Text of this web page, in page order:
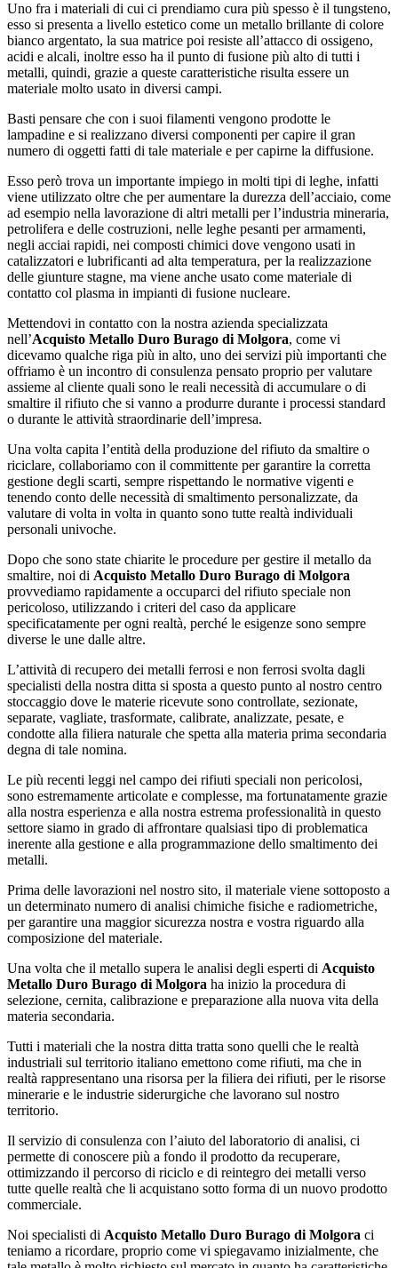
Uno fra i materiali di cui ci prendiamo cura più spesso è il tungsteno,
esso si presenta a livello estetico come un metallo brillante di colore
bianco argentato, la sua matrice poi resiste all’attacco di ossigeno,
acidi e alcali, inoltre esso ha il punto di fusione più alto di tutti i
metalli, quindi, grazie a queste caratteristiche risulta essere un
materiale molto usato in diversi campi.
Basti pensare che con i suoi filamenti vengono prodotte le
lampadine e si realizzano diversi componenti per capire il gran
numero di oggetti fatti di tale materiale e per capirne la diffusione.
Esso però trova un importante impiego in molti tipi di leghe, infatti
viene utilizzato oltre che per aumentare la durezza dell’acciaio, come
ad esempio nella lavorazione di altri metalli per l’industria mineraria,
petrolifera e delle costruzioni, nelle leghe pesanti per armamenti,
negli acciai rapidi, nei composti chimici dove vengono usati in
catalizzatori e lubrificanti ad alta temperatura, per la realizzazione
delle giunture stagne, ma viene anche usato come materiale di
contatto col plasma in impianti di fusione nucleare.
Mettendovi in contatto con la nostra azienda specializzata
nell’Acquisto Metallo Duro Burago di Molgora, come vi
dicevamo qualche riga più in alto, uno dei servizi più importanti che
offriamo è un incontro di consulenza pensato proprio per valutare
assieme al cliente quali sono le reali necessità di accumulare o di
smaltire il rifiuto che si vanno a produrre durante i processi standard
o durante le attività straordinarie dell’impresa.
Una volta capita l’entità della produzione del rifiuto da smaltire o
riciclare, collaboriamo con il committente per garantire la corretta
gestione degli scarti, sempre rispettando le normative vigenti e
tenendo conto delle necessità di smaltimento personalizzate, da
valutare di volta in volta in quanto sono tutte realtà individuali
personali univoche.
Dopo che sono state chiarite le procedure per gestire il metallo da
smaltire, noi di Acquisto Metallo Duro Burago di Molgora
provvediamo rapidamente a occuparci del rifiuto speciale non
pericoloso, utilizzando i criteri del caso da applicare
specificatamente per ogni realtà, perché le esigenze sono sempre
diverse le une dalle altre.
L’attività di recupero dei metalli ferrosi e non ferrosi svolta dagli
specialisti della nostra ditta si sposta a questo punto al nostro centro
stoccaggio dove le materie ricevute sono controllate, sezionate,
separate, vagliate, trasformate, calibrate, analizzate, pesate, e
condotte alla filiera naturale che spetta alla materia prima secondaria
degna di tale nomina.
Le più recenti leggi nel campo dei rifiuti speciali non pericolosi,
sono estremamente articolate e complesse, ma fortunatamente grazie
alla nostra esperienza e alla nostra estrema professionalità in questo
settore siamo in grado di affrontare qualsiasi tipo di problematica
inerente alla gestione e alla programmazione dello smaltimento dei
metalli.
Prima delle lavorazioni nel nostro sito, il materiale viene sottoposto a
un determinato numero di analisi chimiche fisiche e radiometriche,
per garantire una maggior sicurezza nostra e vostra riguardo alla
composizione del materiale.
Una volta che il metallo supera le analisi degli esperti di Acquisto
Metallo Duro Burago di Molgora ha inizio la procedura di
selezione, cernita, calibrazione e preparazione alla nuova vita della
materia secondaria.
Tutti i materiali che la nostra ditta tratta sono quelli che le realtà
industriali sul territorio italiano emettono come rifiuti, ma che in
realtà rappresentano una risorsa per la filiera dei rifiuti, per le risorse
minerarie e le industrie siderurgiche che lavorano sul nostro
territorio.
Il servizio di consulenza con l’aiuto del laboratorio di analisi, ci
permette di conoscere più a fondo il prodotto da recuperare,
ottimizzando il percorso di riciclo e di reintegro dei metalli verso
tutte quelle realtà che li acquistano sotto forma di un nuovo prodotto
commerciale.
Noi specialisti di Acquisto Metallo Duro Burago di Molgora ci
teniamo a ricordare, proprio come vi spiegavamo inizialmente, che